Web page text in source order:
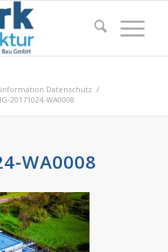
Datenschutz /
20171024-WA0008
WA0008